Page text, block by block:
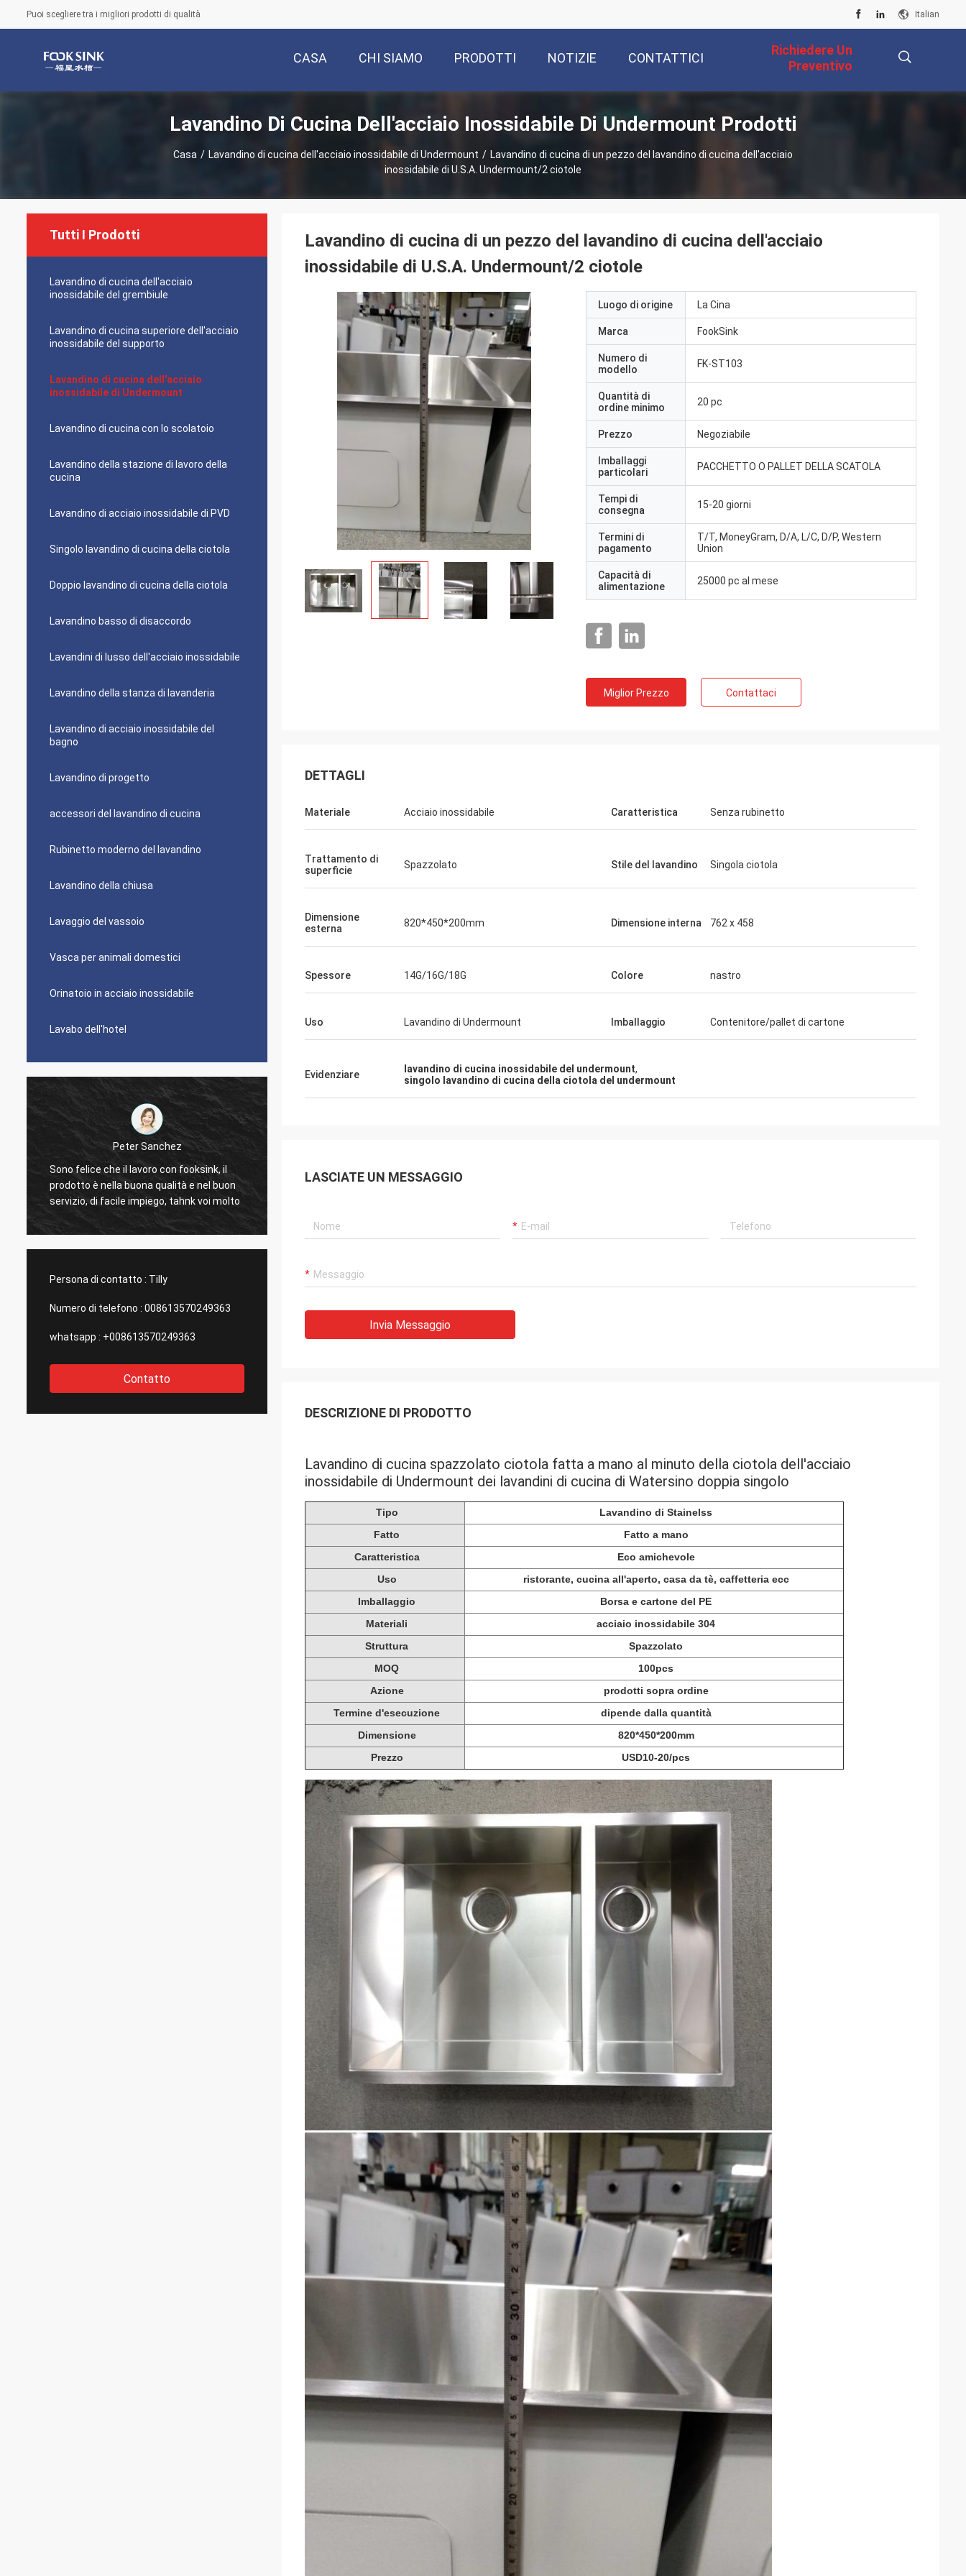
Puoi scegliere tra i migliori prodotti di qualità Italian
CASA CHI SIAMO PRODOTTI NOTIZIE CONTATTICI
Richiedere Un
Preventivo
Lavandino Di Cucina Dell'acciaio Inossidabile Di Undermount Prodotti
Casa / Lavandino di cucina dell'acciaio inossidabile di Undermount / Lavandino di cucina di un pezzo del lavandino di cucina dell'acciaio
inossidabile di U.S.A. Undermount/2 ciotole
Tutti I Prodotti
Lavandino di cucina dell'acciaio
inossidabile del grembiule
Lavandino di cucina superiore dell'acciaio
inossidabile del supporto
Lavandino di cucina dell'acciaio
inossidabile di Undermount
Lavandino di cucina con lo scolatoio
Lavandino della stazione di lavoro della
cucina
Lavandino di acciaio inossidabile di PVD
Singolo lavandino di cucina della ciotola
Doppio lavandino di cucina della ciotola
Lavandino basso di disaccordo
Lavandini di lusso dell'acciaio inossidabile
Lavandino della stanza di lavanderia
Lavandino di acciaio inossidabile del
bagno
Lavandino di progetto
accessori del lavandino di cucina
Rubinetto moderno del lavandino
Lavandino della chiusa
Lavaggio del vassoio
Vasca per animali domestici
Orinatoio in acciaio inossidabile
Lavabo dell'hotel
Gilder di Michelle
È grande. Lo amiamo. Gli angoli non sono
troppo taglienti in modo da è facile da
pulire. Gli scaffali possono essere un
dolore da pulire ma camice che li gradisco.
La più piccola sezione è ancora una
professionale, il fornitore è amichevole ed
Persona di contatto : Tilly
Numero di telefono : 008613570249363
whatsapp : +008613570249363
Contatto
Lavandino di cucina di un pezzo del lavandino di cucina dell'acciaio
inossidabile di U.S.A. Undermount/2 ciotole
Luogo di origine La Cina
Marca FookSink
Numero di
modello
FK-ST103
Quantità di
ordine minimo
20 pc
Prezzo Negoziabile
Imballaggi
particolari
PACCHETTO O PALLET DELLA SCATOLA
Tempi di
consegna
15-20 giorni
Termini di
pagamento
T/T, MoneyGram, D/A, L/C, D/P, Western
Union
Capacità di
alimentazione
25000 pc al mese
Miglior Prezzo Contattaci
DETTAGLI
Materiale Acciaio inossidabile Caratteristica Senza rubinetto
Trattamento di
superficie
Spazzolato Stile del lavandino Singola ciotola
Dimensione
esterna
820*450*200mm Dimensione interna 762 x 458
Spessore 14G/16G/18G Colore nastro
Uso Lavandino di Undermount Imballaggio Contenitore/pallet di cartone
Evidenziare lavandino di cucina inossidabile del undermount,
singolo lavandino di cucina della ciotola del undermount
LASCIATE UN MESSAGGIO
Invia Messaggio
DESCRIZIONE DI PRODOTTO
Lavandino di cucina spazzolato ciotola fatta a mano al minuto della ciotola dell'acciaio
inossidabile di Undermount dei lavandini di cucina di Watersino doppia singolo
Tipo
Lavandino di Stainelss
Fatto
Fatto a mano
Caratteristica
Eco amichevole
Uso
ristorante, cucina all'aperto, casa da tè, caffetteria ecc
Imballaggio
Borsa e cartone del PE
Materiali
acciaio inossidabile 304
Struttura
Spazzolato
MOQ
100pcs
Azione
prodotti sopra ordine
Termine d'esecuzione
dipende dalla quantità
Dimensione
820*450*200mm
Prezzo
USD10-20/pcs